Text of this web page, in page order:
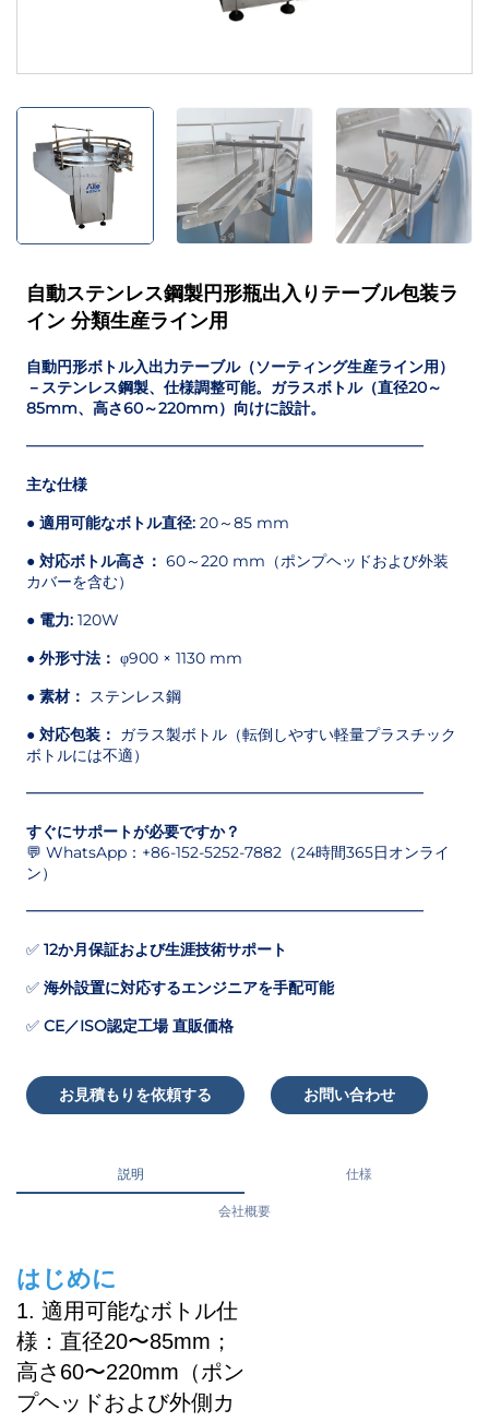
自動ステンレス鋼製円形瓶出入りテーブル包装ラ
イン 分類生産ライン用
自動円形ボトル入出力テーブル（ソーティング生産ライン用）
－ステンレス鋼製、仕様調整可能。ガラスボトル（直径20～
85mm、高さ60～220mm）向けに設計。
━━━━━━━━━━━━━━━━━━━━━━━━━━
主な仕様
● 適用可能なボトル直径: 20～85 mm
● 対応ボトル高さ： 60～220 mm（ポンプヘッドおよび外装
カバーを含む）
● 電力: 120W
● 外形寸法： φ900 × 1130 mm
● 素材： ステンレス鋼
● 対応包装： ガラス製ボトル（転倒しやすい軽量プラスチック
ボトルには不適）
━━━━━━━━━━━━━━━━━━━━━━━━━━
すぐにサポートが必要ですか？
💬 WhatsApp：+86-152-5252-7882（24時間365日オンライ
ン）
━━━━━━━━━━━━━━━━━━━━━━━━━━
✅ 12か月保証および生涯技術サポート
✅ 海外設置に対応するエンジニアを手配可能
✅ CE／ISO認定工場 直販価格
お見積もりを依頼する お問い合わせ
説明 仕様
会社概要
はじめに
1. 適用可能なボトル仕
様：直径20〜85mm；
高さ60〜220mm（ポン
プヘッドおよび外側カ